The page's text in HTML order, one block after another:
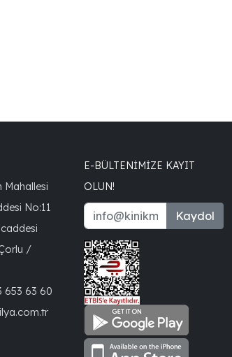
Mahallesi
No:11
/
653 63 60
E-BÜLTENIMIZE KAYIT
OLUN!
Kaydol